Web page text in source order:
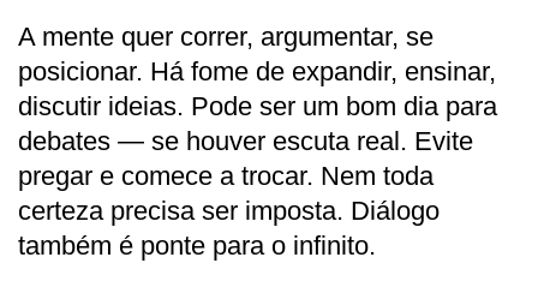
PREVISÃO DE AQUÁRIO PARA OUTRO
A mente quer correr, argumentar, se
posicionar. Há fome de expandir, ensinar,
discutir ideias. Pode ser um bom dia para
debates — se houver escuta real. Evite
pregar e comece a trocar. Nem toda
certeza precisa ser imposta. Diálogo
também é ponte para o infinito.